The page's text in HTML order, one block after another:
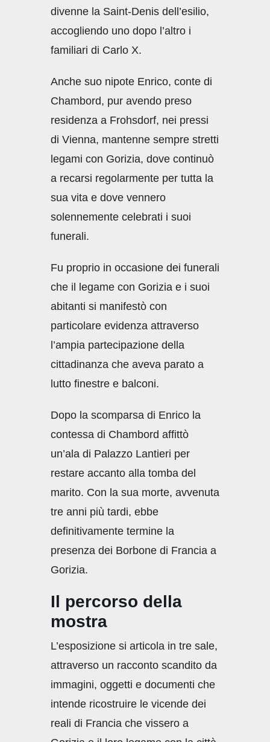
divenne la Saint-Denis dell’esilio,
accogliendo uno dopo l’altro i
familiari di Carlo X.
Anche suo nipote Enrico, conte di
Chambord, pur avendo preso
residenza a Frohsdorf, nei pressi
di Vienna, mantenne sempre stretti
legami con Gorizia, dove continuò
a recarsi regolarmente per tutta la
sua vita e dove vennero
solennemente celebrati i suoi
funerali.
Fu proprio in occasione dei funerali
che il legame con Gorizia e i suoi
abitanti si manifestò con
particolare evidenza attraverso
l’ampia partecipazione della
cittadinanza che aveva parato a
lutto finestre e balconi.
Dopo la scomparsa di Enrico la
contessa di Chambord affittò
un’ala di Palazzo Lantieri per
restare accanto alla tomba del
marito. Con la sua morte, avvenuta
tre anni più tardi, ebbe
definitivamente termine la
presenza dei Borbone di Francia a
Gorizia.
Il percorso della
mostra
L’esposizione si articola in tre sale,
attraverso un racconto scandito da
immagini, oggetti e documenti che
intende ricostruire le vicende dei
reali di Francia che vissero a